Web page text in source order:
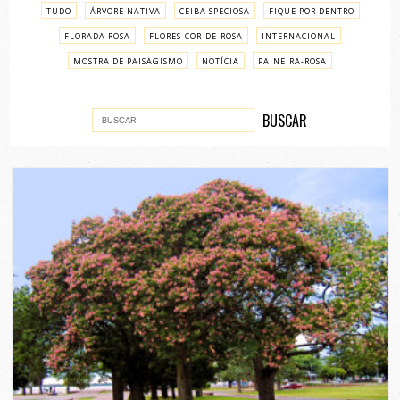
TUDO ÁRVORE NATIVA CEIBA SPECIOSA FIQUE POR DENTRO
FLORADA ROSA FLORES-COR-DE-ROSA INTERNACIONAL
MOSTRA DE PAISAGISMO NOTÍCIA PAINEIRA-ROSA